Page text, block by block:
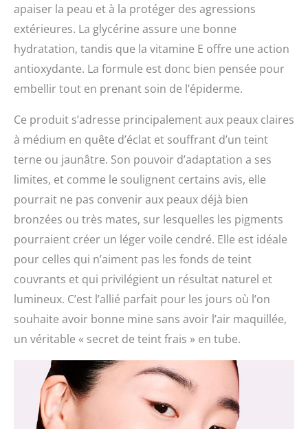
apaiser la peau et à la protéger des agressions
extérieures. La glycérine assure une bonne
hydratation, tandis que la vitamine E offre une action
antioxydante. La formule est donc bien pensée pour
embellir tout en prenant soin de l’épiderme.
Ce produit s’adresse principalement aux peaux claires
à médium en quête d’éclat et souffrant d’un teint
terne ou jaunâtre. Son pouvoir d’adaptation a ses
limites, et comme le soulignent certains avis, elle
pourrait ne pas convenir aux peaux déjà bien
bronzées ou très mates, sur lesquelles les pigments
pourraient créer un léger voile cendré. Elle est idéale
pour celles qui n’aiment pas les fonds de teint
couvrants et qui privilégient un résultat naturel et
lumineux. C’est l’allié parfait pour les jours où l’on
souhaite avoir bonne mine sans avoir l’air maquillée,
un véritable « secret de teint frais » en tube.